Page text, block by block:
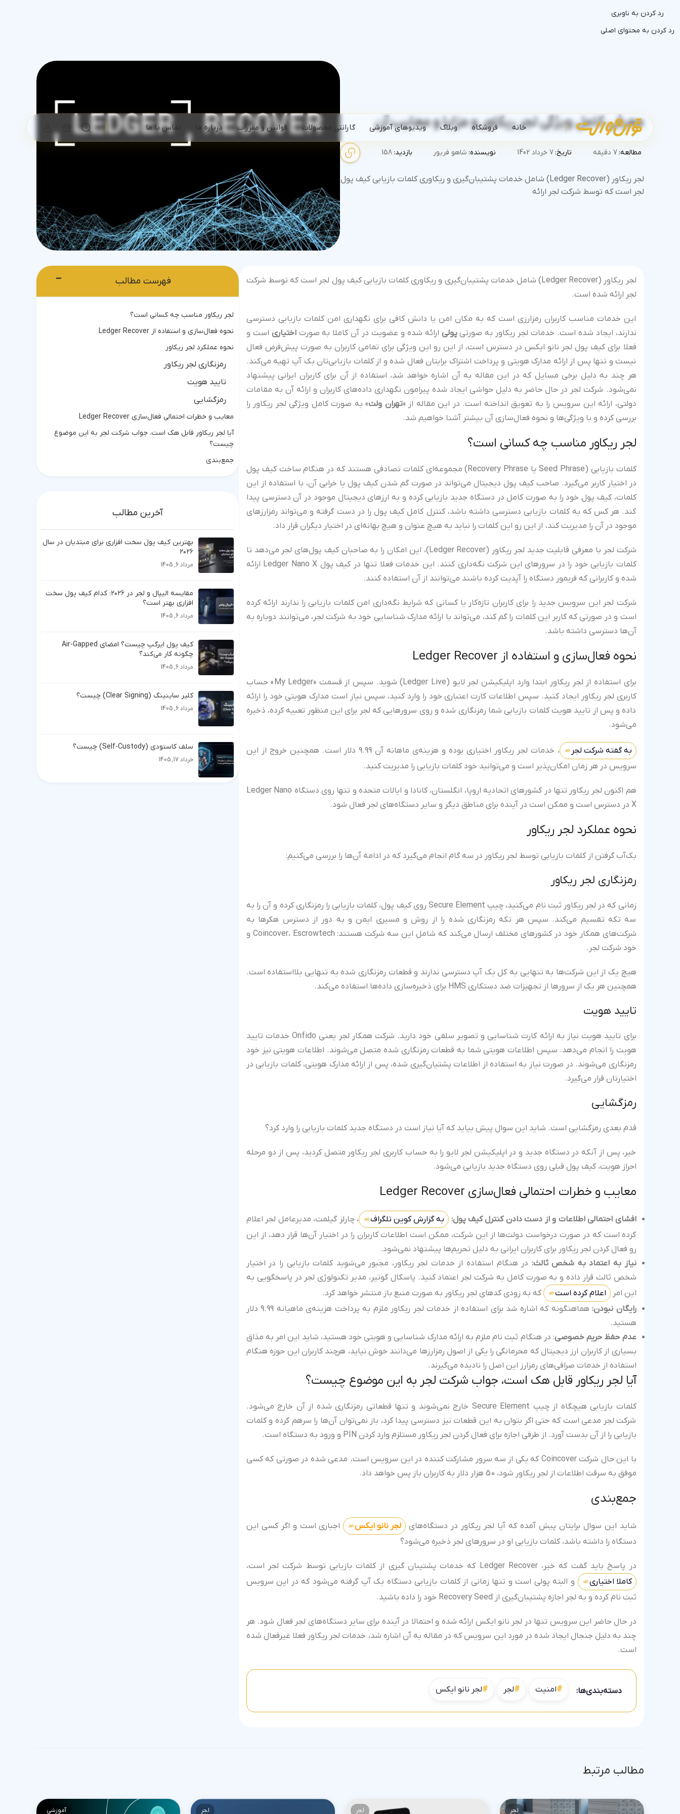
خانه فروشگاه وبلاگ ویدیوهای آموزشی گارانتی محصولات قوانین و مقررات درباره ما تماس با ما
رد کردن به ناوبری
رد کردن به محتوای اصلی
معرفی کامل ویژگی لجر ریکاور و مزایا و معایب آن
مطالعه:7 دقیقه تاریخ:7 خرداد 1402 نویسنده: شاهو فریور بازدید:158
لجر ریکاور (Ledger Recover) شامل خدمات پشتیبان‌گیری و ریکاوری کلمات بازیابی کیف پول
لجر است که توسط شرکت لجر ارائه
لجر ریکاور (Ledger Recover) شامل خدمات پشتیبان‌گیری و ریکاوری کلمات بازیابی کیف پول لجر است که توسط شرکت
لجر ارائه شده است.
این خدمات مناسب کاربران رمزارزی است که به مکان امن یا دانش کافی برای نگهداری امن کلمات بازیابی دسترسی
ندارند، ایجاد شده است. خدمات لجر ریکاور به صورتیپولی ارائه شده و عضویت در آن کاملا به صورتاختیاری است و
فعلا برای کیف پول لجر نانو ایکس در دسترس است، از این رو این ویژگی برای تمامی کاربران به صورت پیش‌فرض فعال
نیست و تنها پس از ارائه مدارک هویتی و پرداخت اشتراک برایتان فعال شده و از کلمات بازیابی‌تان بک آپ تهیه می‌کند.
هر چند به دلیل برخی مسایل که در این مقاله به آن اشاره خواهد شد، استفاده از آن برای کاربران ایرانی پیشنهاد
نمی‌شود. شرکت لجر در حال حاضر به دلیل حواشی ایجاد شده پیرامون نگهداری داده‌های کاربران و ارائه آن به مقامات
دولتی، ارائه این سرویس را به تعویق انداخته است. در این مقاله از «تهران ولت» به صورت کامل ویژگی لجر ریکاور را
بررسی کرده و با ویژگی‌ها و نحوه فعال‌سازی آن بیشتر آشنا خواهیم شد.
لجر ریکاور مناسب چه کسانی است؟
کلمات بازیابی (Seed Phrase یا Recovery Phrase) مجموعه‌ای کلمات تصادفی هستند که در هنگام ساخت کیف پول
در اختیار کاربر می‌گیرد. صاحب کیف پول دیجیتال می‌تواند در صورت گم شدن کیف پول یا خرابی آن، با استفاده از این
کلمات، کیف پول خود را به صورت کامل در دستگاه جدید بازیابی کرده و به ارزهای دیجیتال موجود در آن دسترسی پیدا
کند. هر کس که به کلمات بازیابی دسترسی داشته باشد، کنترل کامل کیف پول را در دست گرفته و می‌تواند رمزارزهای
موجود در آن را مدیریت کند، از این رو این کلمات را نباید به هیچ عنوان و هیچ بهانه‌ای در اختیار دیگران قرار داد.
شرکت لجر با معرفی قابلیت جدید لجر ریکاور (Ledger Recover)، این امکان را به صاحبان کیف پول‌های لجر می‌دهد تا
کلمات بازیابی خود را در سرورهای این شرکت نگه‌داری کنند. این خدمات فعلا تنها در کیف پول Ledger Nano X ارائه
شده و کاربرانی که فریمور دستگاه را آپدیت کرده باشند می‌توانند از آن استفاده کنند.
شرکت لجر این سرویس جدید را برای کاربران تازه‌کار یا کسانی که شرایط نگه‌داری امن کلمات بازیابی را ندارند ارائه کرده
است و در صورتی که کاربر این کلمات را گم کند، می‌تواند با ارائه مدارک شناسایی خود به شرکت لجر، می‌توانند دوباره به
آن‌ها دسترسی داشته باشد.
نحوه فعال‌سازی و استفاده از Ledger Recover
برای استفاده از لجر ریکاور ابتدا وارد اپلیکیشن لجر لایو (Ledger Live) شوید. سپس از قسمت «My Ledger» حساب
کاربری لجر ریکاور ایجاد کنید. سپس اطلاعات کارت اعتباری خود را وارد کنید، سپس نیاز است مدارک هویتی خود را ارائه
داده و پس از تایید هویت کلمات بازیابی شما رمزنگاری شده و روی سرورهایی که لجر برای این منظور تعبیه کرده، ذخیره
می‌شود.
به گفته شرکت لجر
، خدمات لجر ریکاور اختیاری بوده و هزینه‌ی ماهانه آن 9.99 دلار است. همچنین خروج از این
سرویس در هر زمان امکان‌پذیر است و می‌توانید خود کلمات بازیابی را مدیریت کنید.
هم اکنون لجر ریکاور تنها در کشورهای اتحادیه اروپا، انگلستان، کانادا و ایالات متحده و تنها روی دستگاه Ledger Nano
X در دسترس است و ممکن است در آینده برای مناطق دیگر و سایر دستگاه‌های لجر فعال شود.
نحوه عملکرد لجر ریکاور
بک‌آب گرفتن از کلمات بازیابی توسط لجر ریکاور در سه گام انجام می‌گیرد که در ادامه آن‌ها را بررسی می‌کنیم:
رمزنگاری لجر ریکاور
زمانی که در لجر ریکاور ثبت نام می‌کنید، چیپ Secure Element روی کیف پول، کلمات بازیابی را رمزنگاری کرده و آن را به
سه تکه تقسیم می‌کند. سپس هر تکه رمزنگاری شده را از روش و مسیری ایمن و به دور از دسترس هکرها به
شرکت‌های همکار خود در کشورهای مختلف ارسال می‌کند که شامل این سه شرکت هستند: Coincover، Escrowtech و
خود شرکت لجر.
هیچ یک از این شرکت‌ها به تنهایی به کل بک آپ دسترسی ندارند و قطعات رمزنگاری شده به تنهایی بلااستفاده است.
همچنین هر یک از سرورها از تجهیزات ضد دستکاری HMS برای ذخیره‌سازی داده‌ها استفاده می‌کند.
تایید هویت
برای تایید هویت نیاز به ارائه کارت شناسایی و تصویر سلفی خود دارید. شرکت همکار لجر یعنی Onfido خدمات تایید
هویت را انجام می‌دهد. سپس اطلاعات هویتی شما به قطعات رمزنگاری شده متصل می‌شوند. اطلاعات هویتی نیز خود
رمزنگاری می‌شوند. در صورت نیاز به استفاده از اطلاعات پشتیان‌گیری شده، پس از ارائه مدارک هویتی، کلمات بازیابی در
اختیارتان قرار می‌گیرد.
رمزگشایی
قدم بعدی رمزگشایی است. شاید این سوال پیش بیاید که آیا نیاز است در دستگاه جدید کلمات بازیابی را وارد کرد؟
خیر، پس از آنکه در دستگاه جدید و در اپلیکیشن لجر لایو را به حساب کاربری لجر ریکاور متصل کردید، پس از دو مرحله
احراز هویت، کیف پول قبلی روی دستگاه جدید بازیابی می‌شود.
معایب و خطرات احتمالی فعال‌سازی Ledger Recover
افشای احتمالی اطلاعات و از دست دادن کنترل کیف پول: به گزارش کوین تلگراف
، چارلز گیلمت، مدیرعامل لجر اعلام
کرده است که در صورت درخواست دولت‌ها از این شرکت، ممکن است اطلاعات کاربران را در اختیار آن‌ها قرار دهد، از این
رو فعال کردن لجر ریکاور برای کاربران ایرانی به دلیل تحریم‌ها پیشنهاد نمی‌شود.
نیاز به اعتماد به شخص ثالث: در هنگام استفاده از خدمات لجر ریکاور، مجبور می‌شوید کلمات بازیابی را در اختیار
شخص ثالث قرار داده و به صورت کامل به شرکت لجر اعتماد کنید. پاسکال گوتیر، مدیر تکنولوژی لجر در پاسخگویی به
این امر اعلام کرده است
که به زودی کدهای لجر ریکاور به صورت منبع باز منتشر خواهد کرد.
رایگان نبودن:
هماهنگونه که اشاره شد برای استفاده از خدمات لجر ریکاور ملزم به پرداخت هزینه‌ی ماهیانه 9.99 دلار
هستید.
عدم حفظ حریم خصوصی: در هنگام ثبت نام ملزم به ارائه مدارک شناسایی و هویتی خود هستید، شاید این امر به مذاق
بسیاری از کاربران ارز دیجیتال که محرمانگی را یکی از اصول رمزارزها می‌دانند خوش نیاید، هرچند کاربران این حوزه هنگام
استفاده از خدمات صرافی‌های رمزارز این اصل را نادیده می‌گیرند.
آیا لجر ریکاور قابل هک است، جواب شرکت لجر به این موضوع چیست؟
کلمات بازیابی هیچگاه از چیپ Secure Element خارج نمی‌شوند و تنها قطعاتی رمزنگاری شده از آن خارج می‌شود.
شرکت لجر مدعی است که حتی اگر بتوان به این قطعات نیز دسترسی پیدا کرد، باز نمی‌توان آن‌ها را سرهم کرده و کلمات
بازیابی را از آن بدست آورد. از طرفی اجازه برای فعال کردن لجر ریکاور مستلزم وارد کردن PIN و ورود به دستگاه است.
با این حال شرکت Coincover که یکی از سه سرور مشارکت کننده در این سرویس است، مدعی شده در صورتی که کسی
موفق به سرقت اطلاعات از لجر ریکاور شود، 50 هزار دلار به کاربران باز پس خواهد داد.
جمع‌بندی
شاید این سوال برایتان پیش آمده که آیا لجر ریکاور در دستگاه‌های لجر نانو ایکس
اجباری است و اگر کسی این
دستگاه را داشته باشد، کلمات بازیابی او در سرورهای لجر ذخیره می‌شود؟
در پاسخ باید گفت که خیر، Ledger Recover که خدمات پشتیبان گیری از کلمات بازیابی توسط شرکت لجر است،
کاملا اختیاری
و البته پولی است و تنها زمانی از کلمات بازیابی دستگاه بک آپ گرفته می‌شود که در این سرویس
ثبت نام کرده و به لجر اجازه پشتیبان‌گیری از Recovery Seed خود را داده باشید.
در حال حاضر این سرویس تنها در لجر نانو ایکس ارائه شده و احتمالا در آینده برای سایر دستگاه‌های لجر فعال شود. هر
چند به دلیل جنجال ایجاد شده در مورد این سرویس که در مقاله به آن اشاره شد، خدمات لجر ریکاور فعلا غیرفعال شده
است.
دسته‌بندی‌ها: امنیت لجر لجر نانو ایکس
فهرست مطالب −
لجر ریکاور مناسب چه کسانی است؟
نحوه فعال‌سازی و استفاده از Ledger Recover
نحوه عملکرد لجر ریکاور
رمزنگاری لجر ریکاور
تایید هویت
رمزگشایی
معایب و خطرات احتمالی فعال‌سازی Ledger Recover
آیا لجر ریکاور قابل هک است، جواب شرکت لجر به این موضوع
چیست؟
جمع‌بندی
آخرین مطالب
بهترین کیف پول سخت افزاری برای مبتدیان در سال
۲۰۲۶
مرداد 6, 1405
مقایسه الیپال و لجر در ۲۰۲۶؛ کدام کیف پول سخت
افزاری بهتر است؟
مرداد 6, 1405
کیف پول ایرگپ چیست؟ امضای Air-Gapped
چگونه کار می‌کند؟
مرداد 6, 1405
کلیر ساینینگ (Clear Signing) چیست؟
مرداد 6, 1405
سلف کاستودی (Self-Custody) چیست؟
خرداد 17, 1405
مطالب مرتبط
لجر لجر لجر آموزشی